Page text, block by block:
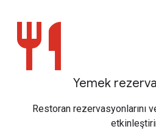
restaurant
Yemek
Restoran rezervasyonlarını